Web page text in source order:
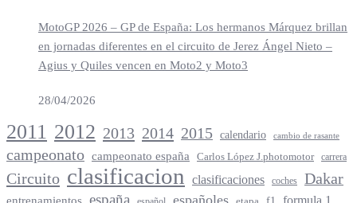
MotoGP 2026 – GP de España: Los hermanos Márquez brillan
en jornadas diferentes en el circuito de Jerez Ángel Nieto –
Agius y Quiles vencen en Moto2 y Moto3
28/04/2026
2011 2012 2013 2014 2015 calendario cambio de rasante
campeonato campeonato españa Carlos López J.photomotor carrera
Circuito clasificacion clasificaciones coches Dakar
españa